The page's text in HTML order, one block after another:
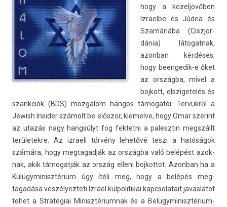
hogy a közeljövőben
Iz­rael­be és Júdea és
Szamáriába (Ciszjor­
dánia) látogat­nak,
azon­ban kérdéses,
hogy beengedik-e őket
az országba, mivel a
boj­kott, elszigetelés és
szankciók (BDS) moz­galom han­gos támogatói. Tervükről a
Jewish In­sid­er számolt be először, kiemel­ve, hogy Omar szerint
az utazás nagy hangsúlyt fog fek­tetni a palesztin megszállt
területek­re. Az iz­raeli törvény lehetővé teszi a hatóságok
számára, hogy meg­tagad­ják az országba való belépést azok­
nak, akik támogat­ják az ország el­leni boj­kottot. Azon­ban ha a
Külügyminisztérium úgy ítéli meg, hogy a belépés meg­
tagadása ves­zélyez­teti Iz­rael kül­politikai kapcsolatait javas­latot
tehet a Stratégiai Minisztérium­nak és a Be­lügyminisztérium­